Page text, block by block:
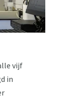
vijf
in